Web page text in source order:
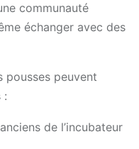
communauté
échanger avec des
pousses peuvent
:
de l’incubateur